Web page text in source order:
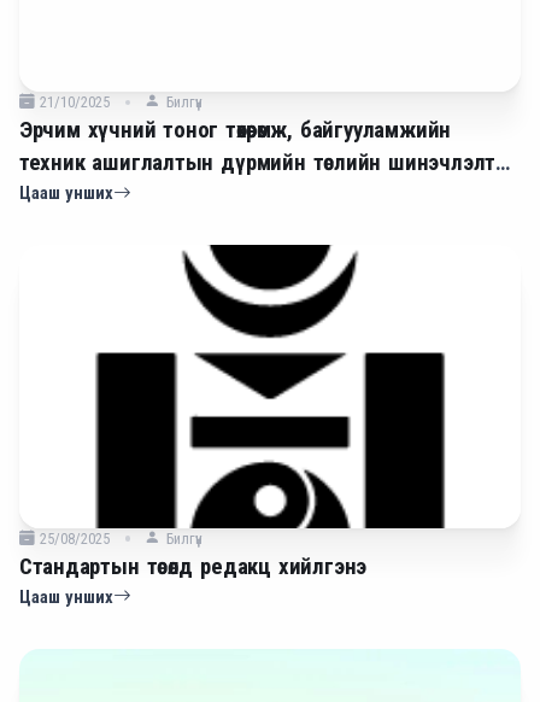
21/10/2025 Билгүүн
Эрчим хүчний тоног төхөөрөмж, байгууламжийн
техник ашиглалтын дүрмийн төслийн шинэчлэлт
2025
Цааш унших
25/08/2025 Билгүүн
Стандартын төсөлд редакц хийлгэнэ
Цааш унших